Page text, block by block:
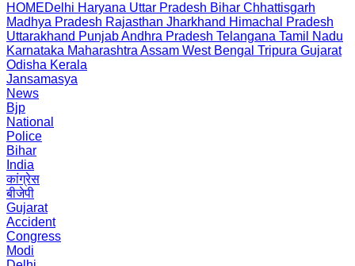
HOMEDelhi Haryana Uttar Pradesh Bihar Chhattisgarh
Madhya Pradesh Rajasthan Jharkhand Himachal Pradesh
Uttarakhand PunjabAndhra Pradesh Telangana Tamil Nadu
Karnataka Maharashtra Assam West Bengal Tripura Gujarat
Odisha Kerala
Jansamasya
News
Bjp
National
Police
Bihar
India
कांग्रेस
बीजेपी
Gujarat
Accident
Congress
Modi